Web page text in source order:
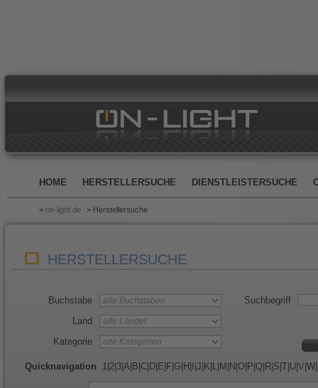
HOME HERSTELLERSUCHE DIENSTLEISTERSUCHE
> on-light.de > Herstellersuche
HERSTELLERSUCHE
Buchstabe
Land
Kategorie
Suchbegriff
Quicknavigation 1 2 3 A B C D E F G H J K L M N O P Q R S T U V W